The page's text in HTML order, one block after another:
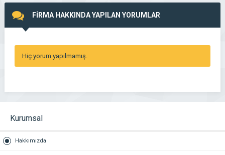
FİRMA HAKKINDA YAPILAN YORUMLAR
Hiç yorum yapılmamış.
Kurumsal
Hakkımızda